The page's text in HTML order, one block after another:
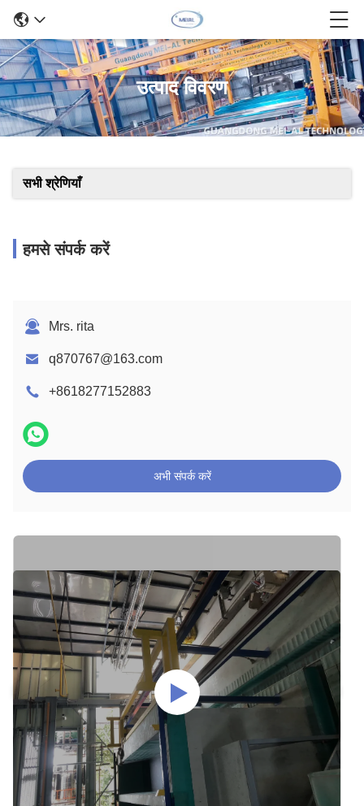
उत्पाद विवरण
सभी श्रेणियाँ
हमसे संपर्क करें
Mrs. rita
q870767@163.com
+8618277152883
अभी संपर्क करें